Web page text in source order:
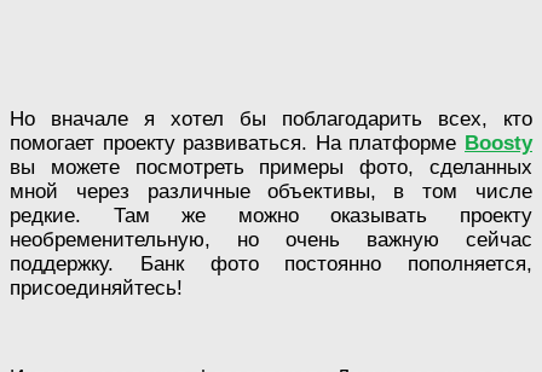
Но вначале я хотел бы поблагодарить всех, кто
помогает проекту развиваться. На платформе Boosty
вы можете посмотреть примеры фото, сделанных
мной через различные объективы, в том числе
редкие. Там же можно оказывать проекту
необременительную, но очень важную сейчас
поддержку. Банк фото постоянно пополняется,
присоединяйтесь!